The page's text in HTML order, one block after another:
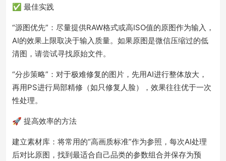
✅ 最佳实践
“源图优先”：尽量提供RAW格式或高ISO值的原图作为输入，
AI的效果上限取决于输入质量。如果原图是微信压缩过的低
清图，请尝试寻找原始文件。
“分步策略”：对于极难修复的图片，先用AI进行整体放大，
再用PS进行局部精修（如只修复人脸），效果往往优于一次
性处理。
🚀 提高效率的方法
建立素材库：将常用的“高画质标准”作为参照，每次AI处理
后对比原图，找到最适合自己品类的参数组合并保存为预